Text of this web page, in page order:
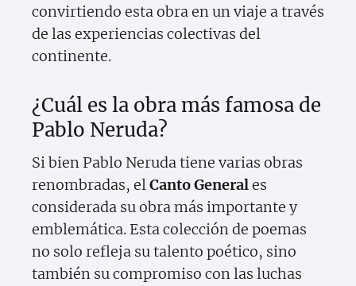
convirtiendo esta obra en un viaje a través
de las experiencias colectivas del
continente.
¿Cuál es la obra más famosa de
Pablo Neruda?
Si bien Pablo Neruda tiene varias obras
renombradas, elCanto Generales
considerada su obra más importante y
emblemática. Esta colección de poemas
no solo refleja su talento poético, sino
también su compromiso con las luchas